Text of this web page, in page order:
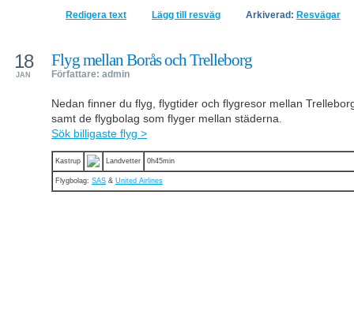
Redigera text Lägg till resväg Arkiverad: Resvägar
Flyg mellan Borås och Trelleborg
Författare: admin
18
JAN
Nedan finner du flyg, flygtider och flygresor mellan
samt de flygbolag som flyger mellan städerna.
Sök billigaste flyg >
Kastrup Landvetter 0h45min
Flygbolag: SAS & United Airlines